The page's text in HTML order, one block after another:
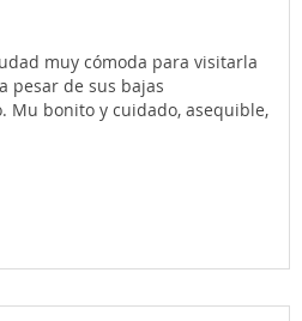
muy cómoda para visitarla
pesar de sus bajas
Mu bonito y cuidado, asequible,